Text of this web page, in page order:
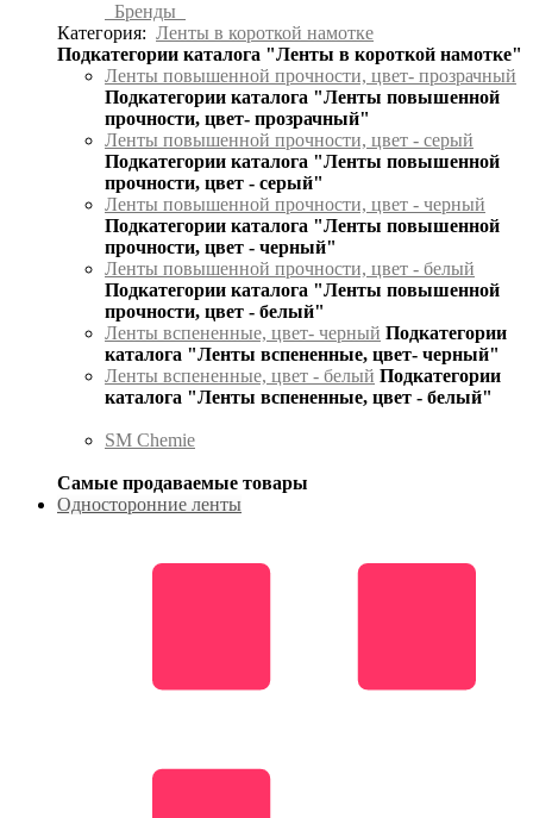
Бренды
Категория: Ленты в короткой намотке
Подкатегории каталога "Ленты в короткой намотке"
Ленты повышенной прочности, цвет- прозрачный
Подкатегории каталога "Ленты повышенной
прочности, цвет- прозрачный"
Ленты повышенной прочности, цвет - серый
Подкатегории каталога "Ленты повышенной
прочности, цвет - серый"
Ленты повышенной прочности, цвет - черный
Подкатегории каталога "Ленты повышенной
прочности, цвет - черный"
Ленты повышенной прочности, цвет - белый
Подкатегории каталога "Ленты повышенной
прочности, цвет - белый"
Ленты вспененные, цвет- черный Подкатегории
каталога "Ленты вспененные, цвет- черный"
Ленты вспененные, цвет - белый Подкатегории
каталога "Ленты вспененные, цвет - белый"
SM Chemie
Самые продаваемые товары
Односторонние ленты